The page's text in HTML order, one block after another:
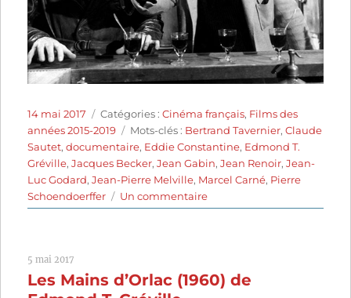
Publié
le
14 mai 2017 Catégories
Catégories :Cinéma français, Films des
années 2015-2019
Étiquettes
Mots-clés : Bertrand Tavernier,Claude
Sautet,documentaire, Eddie Constantine, Edmond T.
Gréville,Jacques Becker,Jean Gabin,Jean Renoir,Jean-
Luc Godard,Jean-Pierre Melville, Marcel Carné, Pierre
Schoendoerffer
Un commentairesur
Voyage
cinéma
5 mai 2017
Les Mains d’Orlac (1960) de